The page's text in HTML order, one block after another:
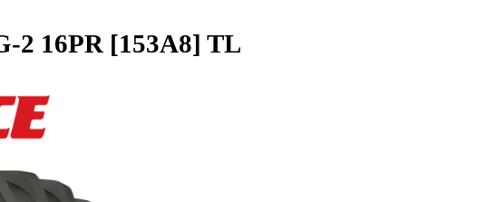
G-2 16PR [153A8] TL